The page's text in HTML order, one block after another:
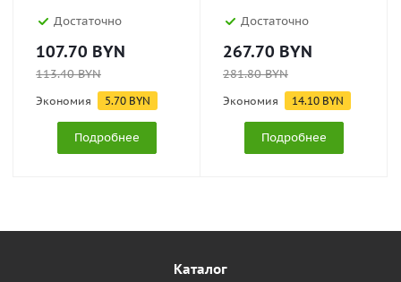
Достаточно
107.70 BYN
113.40BYN
Экономия 5.70 BYN
Подробнее
Достаточно
267.70 BYN
281.80BYN
Экономия 14.10 BYN
Подробнее
Каталог